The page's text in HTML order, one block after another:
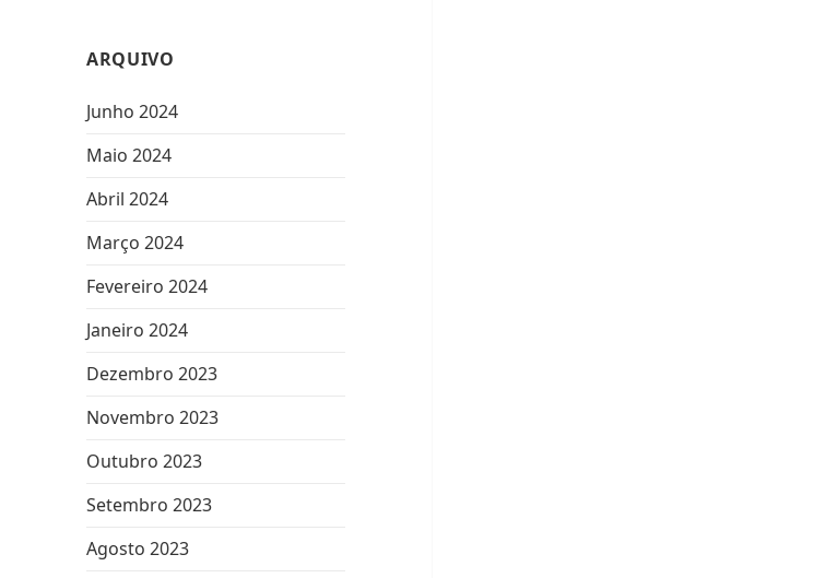
ARQUIVO
Junho 2024
Maio 2024
Abril 2024
Março 2024
Fevereiro 2024
Janeiro 2024
Dezembro 2023
Novembro 2023
Outubro 2023
Setembro 2023
Agosto 2023